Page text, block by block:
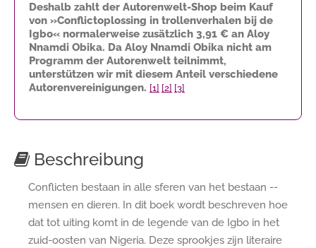
Deshalb zahlt der Autorenwelt-Shop beim Kauf
von »Conflictoplossing in trollenverhalen bij de
Igbo« normalerweise zusätzlich 3,91 € an Aloy
Nnamdi Obika. Da Aloy Nnamdi Obika nicht am
Programm der Autorenwelt teilnimmt,
unterstützen wir mit diesem Anteil verschiedene
Autorenvereinigungen. [1] [2] [3]
Beschreibung
Conflicten bestaan in alle sferen van het bestaan --
mensen en dieren. In dit boek wordt beschreven hoe
dat tot uiting komt in de legende van de Igbo in het
zuid-oosten van Nigeria. Deze sprookjes zijn literaire